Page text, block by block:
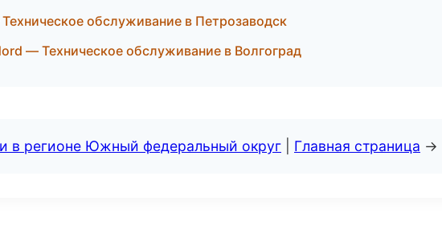
обслуживание в Петрозаводск
— Техническое обслуживание в Волгоград
в регионе Южный федеральный округ Главная страница →